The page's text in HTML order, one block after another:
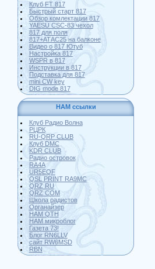
Клуб FT 817
Быстрый старт 817
Обзор комлектации 817
YAESU CSC-83 чехол
817 для поля
817+АТАС25 на балконе
Видео о 817 Ютуб
Настройка 817
WSPR в 817
Инструкции в 817
Подставка для 817
mini CW key
DIG mode 817
HAM ссылки
Клуб Радио Волна
РЦРК
RU-QRP CLUB
Клуб DMC
KDR CLUB
Радио островок
RA4A
UR5EQF
QSL PRINT RA9MC
QRZ RU
QRZ COM
Школа радистов
Органайзер
HAM QTH
HAM микроблог
Газета 73!
Блог RN6LLV
сайт RW6MSD
RBN